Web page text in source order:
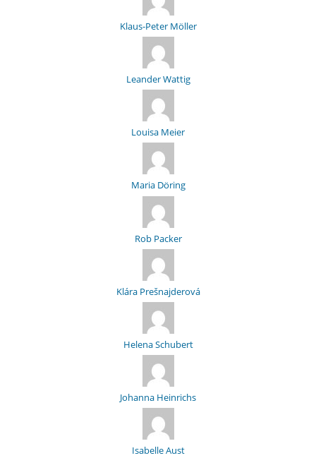
Klaus-Peter Möller
Leander Wattig
Louisa Meier
Maria Döring
Rob Packer
Klára Prešnajderová
Helena Schubert
Johanna Heinrichs
Isabelle Aust